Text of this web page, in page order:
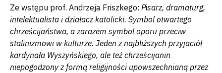
Ze wstępu prof. Andrzeja Friszkego: Pisarz, dramaturg,
intelektualista i działacz katolicki. Symbol otwartego
chrześcijaństwa, a zarazem symbol oporu przeciw
stalinizmowi w kulturze. Jeden z najbliższych przyjaciół
kardynała Wyszyńskiego, ale też chrześcijanin
niepogodzony z formą religijności upowszechnianą przez